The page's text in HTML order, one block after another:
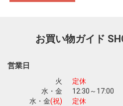
お買い物を続ける
お買い物ガイド
営業日
火
定休
水・金
12:30～17:00
水・金(祝)
定休